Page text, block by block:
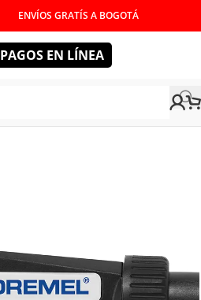
ENVÍOS GRATÍS A BOGOTÁ
PAGOS EN LÍNEA